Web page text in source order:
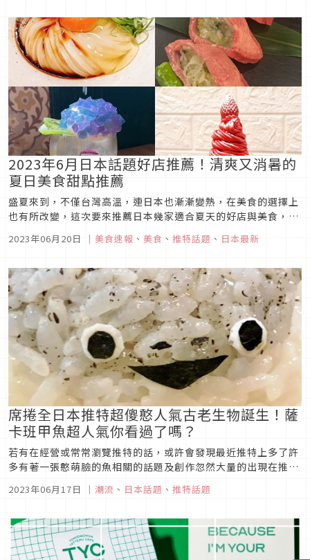
是《鐵達尼號》，這也...
2023年6月日本話題好店推薦！清爽又消暑的
夏日美食甜點推薦
盛夏來到，不僅台灣高溫，連日本也漸漸變熱，在美食的選擇上
也有所改變，這次要來推薦日本幾家適合夏天的好店與美食，不
清爽度過酷暑吧！
2023年06月20日 ｜ 美食速報 、 美食 、 推特話題 、 日本最新
席捲全日本推特超傻憨人氣古老生物誕生！薩
卡班甲魚超人氣你看過了嗎？
若有在經營或常常瀏覽推特的話，或許會發現最近推特上多了許
多有著一張憨萌臉的魚相關的話題及創作忽然大量的出現在推特
魚。
2023年06月17日 ｜ 潮流 、 日本話題 、 推特話題